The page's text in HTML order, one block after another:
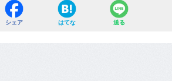
シェア はてな 送る